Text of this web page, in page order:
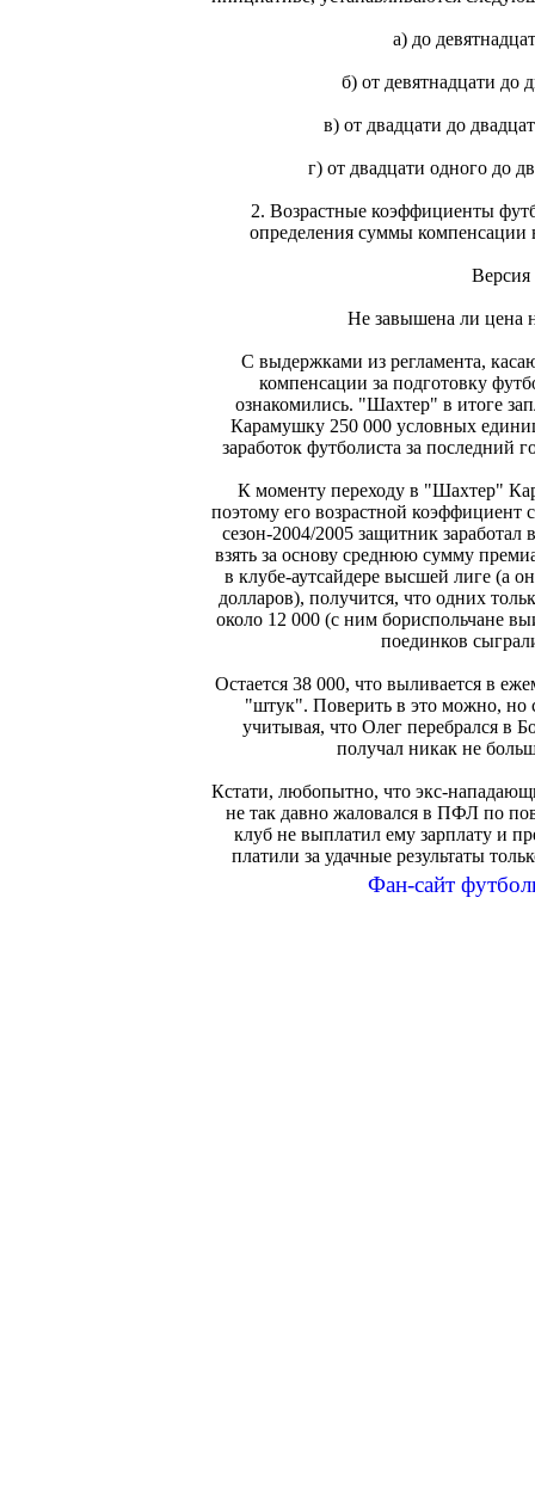
а) до
б) от девятнадцати до
в) от двадцати до
г) от двадцати одного до
2. Возрастные коэффициенты
определения суммы компенсации
Версия
Не завышена ли цена
С выдержками из регламента,
компенсации за подготовку
ознакомились. "Шахтер" в итоге
Карамушку 250 000 условных
заработок футболиста за последний
К моменту переходу в "Шахтер"
поэтому его возрастной коэффициент
сезон-2004/2005 защитник
взять за основу среднюю сумму
в клубе-аутсайдере высшей лиге (а
долларов), получится, что одних
около 12 000 (с ним бориспольчане
поединков
Остается 38 000, что выливается в
"штук". Поверить в это можно, но
учитывая, что Олег перебрался в
получал никак не
Кстати, любопытно, что экс-
не так давно жаловался в ПФЛ по
клуб не выплатил ему зарплату и
платили за удачные результаты
Фан-сайт